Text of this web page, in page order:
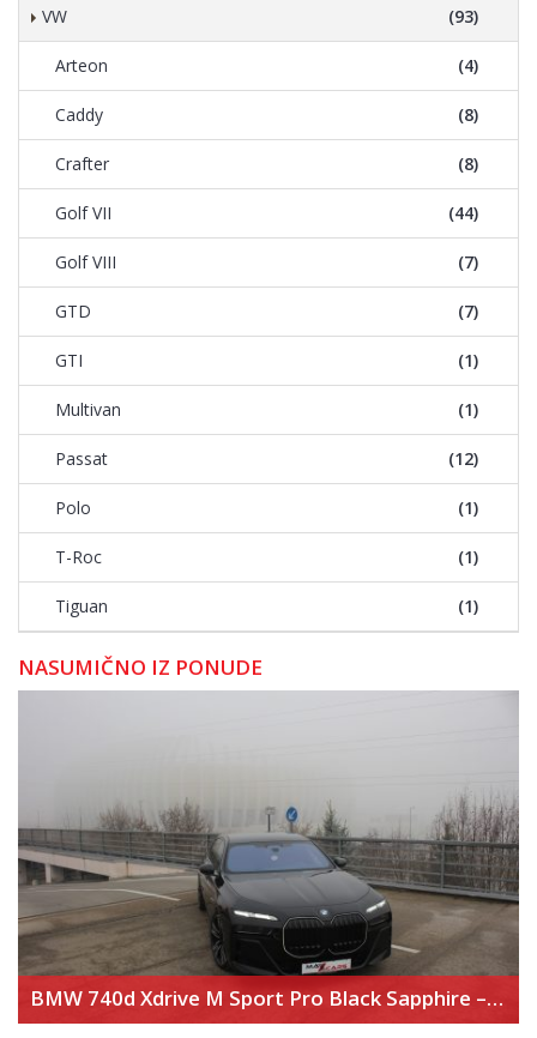
VW (93)
Arteon (4)
Caddy (8)
Crafter (8)
Golf VII (44)
Golf VIII (7)
GTD (7)
GTI (1)
Multivan (1)
Passat (12)
Polo (1)
T-Roc (1)
Tiguan (1)
NASUMIČNO IZ PONUDE
BMW 740d Xdrive M Sport Pro Black Sapphire – Executive Lounge – Theater Screen